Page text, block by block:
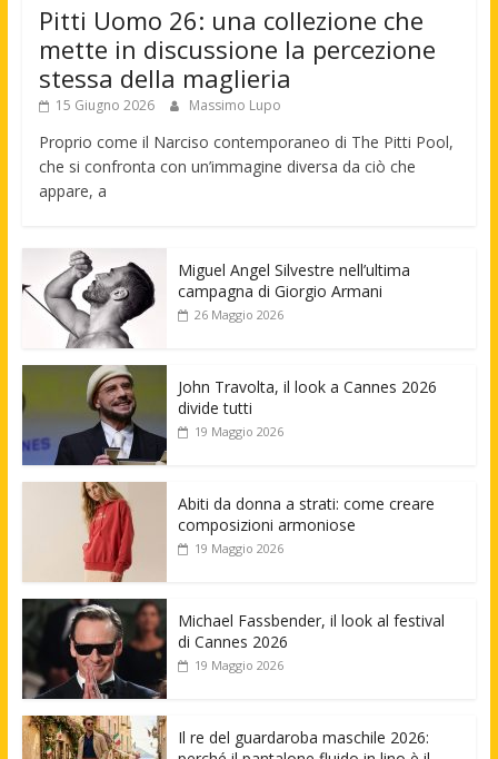
Pitti Uomo 26: una collezione che
mette in discussione la percezione
stessa della maglieria
15 Giugno 2026 Massimo Lupo
Proprio come il Narciso contemporaneo di The Pitti Pool,
che si confronta con un’immagine diversa da ciò che
appare, a
Miguel Angel Silvestre nell’ultima
campagna di Giorgio Armani
26 Maggio 2026
John Travolta, il look a Cannes 2026
divide tutti
19 Maggio 2026
Abiti da donna a strati: come creare
composizioni armoniose
19 Maggio 2026
Michael Fassbender, il look al festival
di Cannes 2026
19 Maggio 2026
Il re del guardaroba maschile 2026: